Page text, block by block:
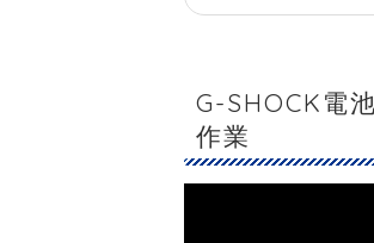
G-SHOCK電
作業